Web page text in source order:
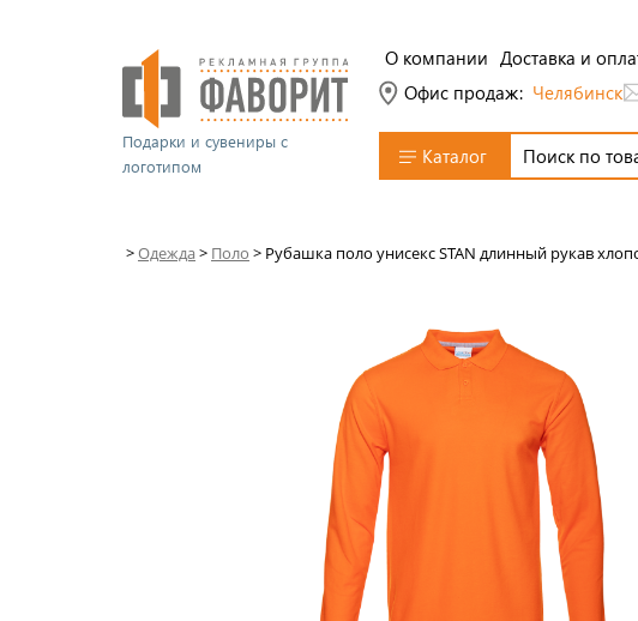
Подарки и сувениры с
логотипом
О компании Доставка и
Офис продаж: Челябинск
Каталог
>Одежда> Поло > Рубашка поло унисекс STAN длинный рукав